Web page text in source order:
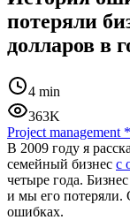
потеряли
долларов в
4 min
363K
Project management *
В 2009 году я
семейный бизнес с
четыре года.
и мы его потеряли.
ошибках.